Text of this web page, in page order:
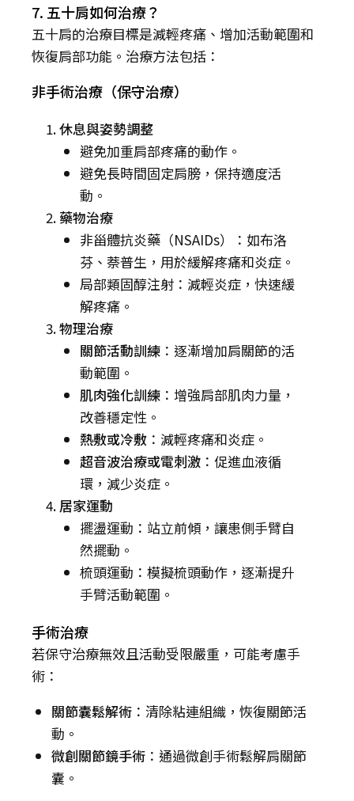
7. 五十肩如何治療？
五十肩的治療目標是減輕疼痛、增加活動範圍和
恢復肩部功能。治療方法包括：
非手術治療（保守治療）
休息與姿勢調整
避免加重肩部疼痛的動作。
避免長時間固定肩膀，保持適度活
動。
藥物治療
非甾體抗炎藥（NSAIDs）：如布洛
芬、萘普生，用於緩解疼痛和炎症。
局部類固醇注射：減輕炎症，快速緩
解疼痛。
物理治療
關節活動訓練：逐漸增加肩關節的活
動範圍。
肌肉強化訓練：增強肩部肌肉力量，
改善穩定性。
熱敷或冷敷：減輕疼痛和炎症。
超音波治療或電刺激：促進血液循
環，減少炎症。
居家運動
擺盪運動：站立前傾，讓患側手臂自
然擺動。
梳頭運動：模擬梳頭動作，逐漸提升
手臂活動範圍。
手術治療
若保守治療無效且活動受限嚴重，可能考慮手
術：
關節囊鬆解術 ：清除粘連組織，恢復關節活
動。
微創關節鏡手術 ：通過微創手術鬆解肩關節
囊。